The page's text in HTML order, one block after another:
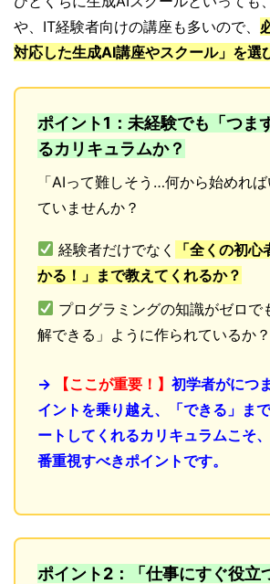
や、IT経験者向けの講座も多いので、
対応した生成AI講座やスクール」を選
ポイント1：未経験でも「つま
るカリキュラムか？
「AIって難しそう…何から始めれ
ていませんか？
経験者だけでなく
「全くの初
かる！」まで教えてくれるか？
プログラミングの知識がゼロで
解できる」ように作られているか？
→ 【ここが重要！】 初学者がにつ
イントを乗り越え、「できる」ま
ートしてくれるカリキュラムこそ
番重視すべきポイントです。
ポイント2：「仕事にすぐ役立